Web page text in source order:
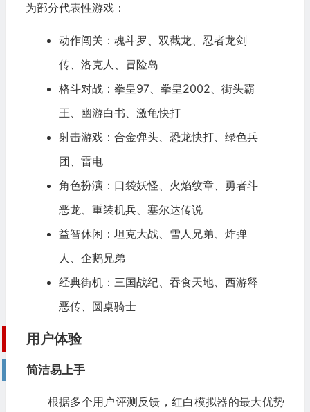
为部分代表性游戏：
动作闯关：魂斗罗、双截龙、忍者龙剑
传、洛克人、冒险岛
格斗对战：拳皇97、拳皇2002、街头霸
王、幽游白书、激龟快打
射击游戏：合金弹头、恐龙快打、绿色兵
团、雷电
角色扮演：口袋妖怪、火焰纹章、勇者斗
恶龙、重装机兵、塞尔达传说
益智休闲：坦克大战、雪人兄弟、炸弹
人、企鹅兄弟
经典街机：三国战纪、吞食天地、西游释
恶传、圆桌骑士
用户体验
简洁易上手
根据多个用户评测反馈，红白模拟器的最大优势